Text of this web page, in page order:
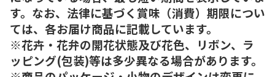
す。なお、法律に基づく賞味（消費）期限につい
ては、各お届け商品に記載しています。
※花卉・花弁の開花状態及び花色、リボン、ラ
ッピング(包装)等は多少異なる場合があります。